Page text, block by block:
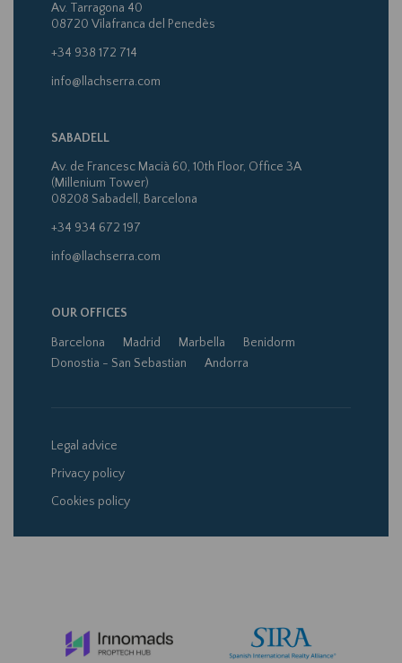
Av. Tarragona 40
08720 Vilafranca del Penedès
+34 938 172 714
info@llachserra.com
SABADELL
Av. de Francesc Macià 60, 10th Floor, Office 3A
(Millenium Tower)
08208 Sabadell, Barcelona
+34 934 672 197
info@llachserra.com
OUR OFFICES
Barcelona Madrid Marbella
Benidorm
Donostia - San Sebastian
Andorra
Legal advice
Privacy policy
Cookies policy